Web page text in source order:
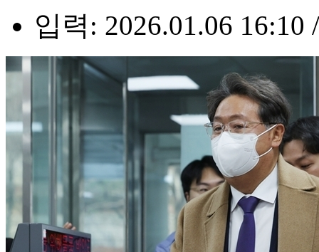
입력: 2026.01.06 16:10